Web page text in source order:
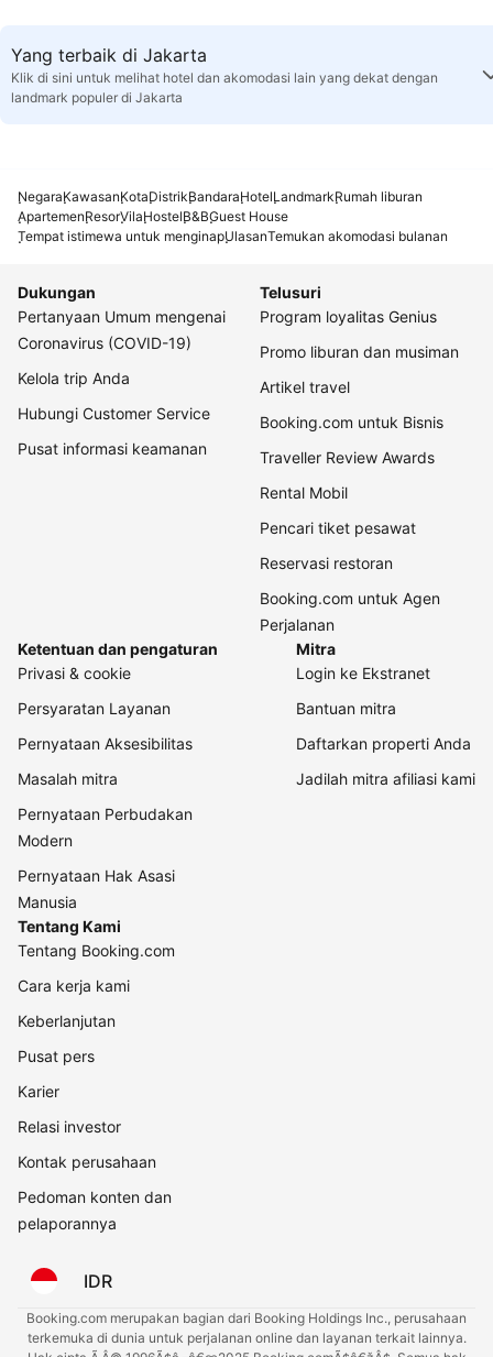
Yang terbaik di Jakarta
Klik di sini untuk melihat hotel dan akomodasi lain yang dekat dengan
landmark populer di Jakarta
NegaraKawasanKotaDistrikBandaraHotelLandmarkRumah liburan
ApartemenResorVilaHostelB&BGuest House
Tempat istimewa untuk menginapUlasanTemukan akomodasi bulanan
Dukungan
Pertanyaan Umum mengenai
Coronavirus (COVID-19)
Kelola trip Anda
Hubungi Customer Service
Pusat informasi keamanan
Telusuri
Program loyalitas Genius
Promo liburan dan musiman
Artikel travel
Booking.com untuk Bisnis
Traveller Review Awards
Rental Mobil
Pencari tiket pesawat
Reservasi restoran
Booking.com untuk Agen
Perjalanan
Ketentuan dan pengaturan
Privasi & cookie
Persyaratan Layanan
Pernyataan Aksesibilitas
Masalah mitra
Pernyataan Perbudakan
Modern
Pernyataan Hak Asasi
Manusia
Mitra
Login ke Ekstranet
Bantuan mitra
Daftarkan properti Anda
Jadilah mitra afiliasi kami
Tentang Kami
Tentang Booking.com
Cara kerja kami
Keberlanjutan
Pusat pers
Karier
Relasi investor
Kontak perusahaan
Pedoman konten dan
pelaporannya
IDR
Booking.com merupakan bagian dari Booking Holdings Inc., perusahaan
terkemuka di dunia untuk perjalanan online dan layanan terkait lainnya.